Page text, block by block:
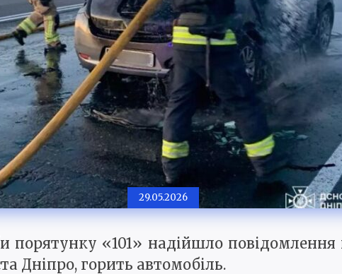
29.05.2026
порятунку «101» надійшло
Дніпро, горить автомобіль.